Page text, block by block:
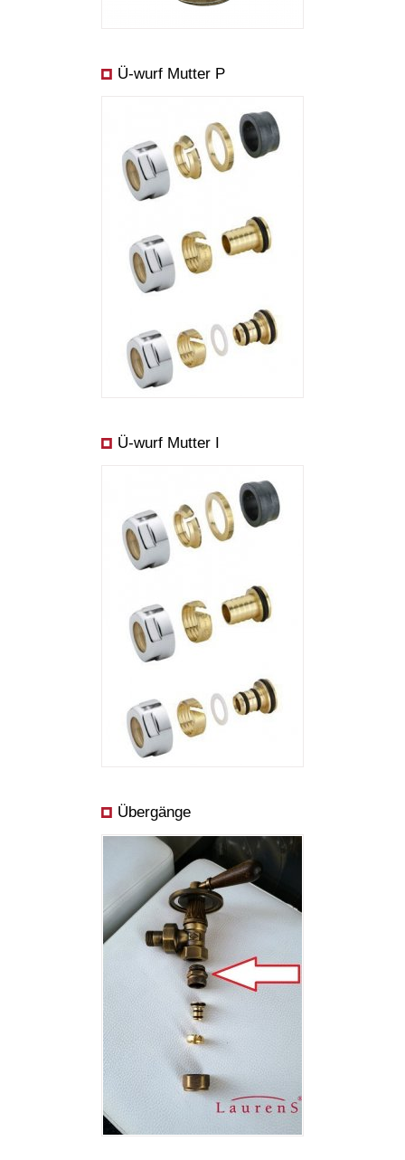
Ü-wurf Mutter P
Ü-wurf Mutter I
Übergänge